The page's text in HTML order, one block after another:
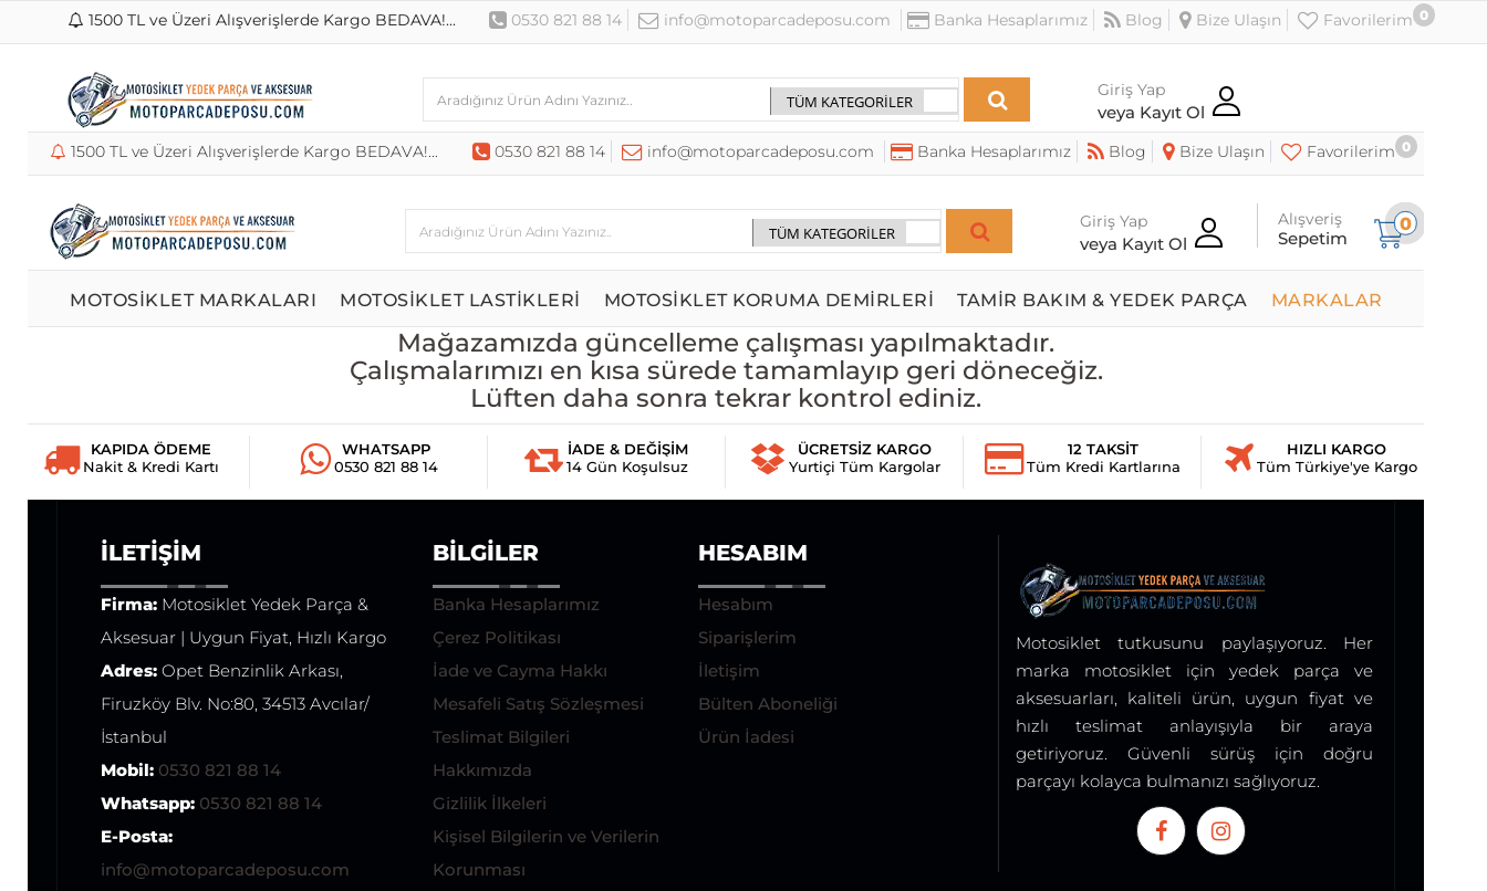
1500 TL ve Üzeri Alışverişlerde Kargo BEDAVA!... 0530 821 88 14 info@motoparcadeposu.com Banka Hesaplarımız Blog Bize Ulaşın Favorilerim 0
Giriş Yap
veya Kayıt Ol
1500 TL ve Üzeri Alışverişlerde Kargo BEDAVA!... 0530 821 88 14 info@motoparcadeposu.com Banka Hesaplarımız Blog Bize Ulaşın Favorilerim 0
Giriş Yap
veya Kayıt Ol
0
Alışveriş
Sepetim
MOTOSİKLET MARKALARI MOTOSİKLET LASTİKLERİ MOTOSİKLET KORUMA DEMİRLERİ TAMİR BAKIM & YEDEK PARÇA MARKALAR
Mağazamızda güncelleme çalışması yapılmaktadır.
Çalışmalarımızı en kısa sürede tamamlayıp geri döneceğiz.
Lüften daha sonra tekrar kontrol ediniz.
KAPIDA ÖDEME
Nakit & Kredi Kartı
WHATSAPP
0530 821 88 14
İADE & DEĞİŞİM
14 Gün Koşulsuz
ÜCRETSİZ KARGO
Yurtiçi Tüm Kargolar
12 TAKSİT
Tüm Kredi Kartlarına
HIZLI KARGO
Tüm Türkiye'ye Kargo
İLETIŞIM
Firma: Motosiklet Yedek Parça &
Aksesuar | Uygun Fiyat, Hızlı Kargo
Adres: Opet Benzinlik Arkası,
Firuzköy Blv. No:80, 34513 Avcılar/
İstanbul
Mobil: 0530 821 88 14
Whatsapp: 0530 821 88 14
E-Posta:
info@motoparcadeposu.com
BILGILER
Banka Hesaplarımız
Çerez Politikası
İade ve Cayma Hakkı
Mesafeli Satış Sözleşmesi
Teslimat Bilgileri
Hakkımızda
Gizlilik İlkeleri
Kişisel Bilgilerin ve Verilerin
Korunması
HESABIM
Hesabım
Siparişlerim
İletişim
Bülten Aboneliği
Ürün İadesi
Motosiklet tutkusunu paylaşıyoruz. Her
marka motosiklet için yedek parça ve
aksesuarları, kaliteli ürün, uygun fiyat ve
hızlı teslimat anlayışıyla bir araya
getiriyoruz. Güvenli sürüş için doğru
parçayı kolayca bulmanızı sağlıyoruz.